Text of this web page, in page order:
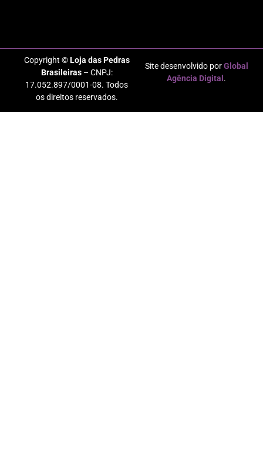
Copyright ©Loja das Pedras
Brasileiras– CNPJ:
17.052.897/0001-08. Todos
os direitos reservados.
Site desenvolvido porGlobal
Agência Digital .